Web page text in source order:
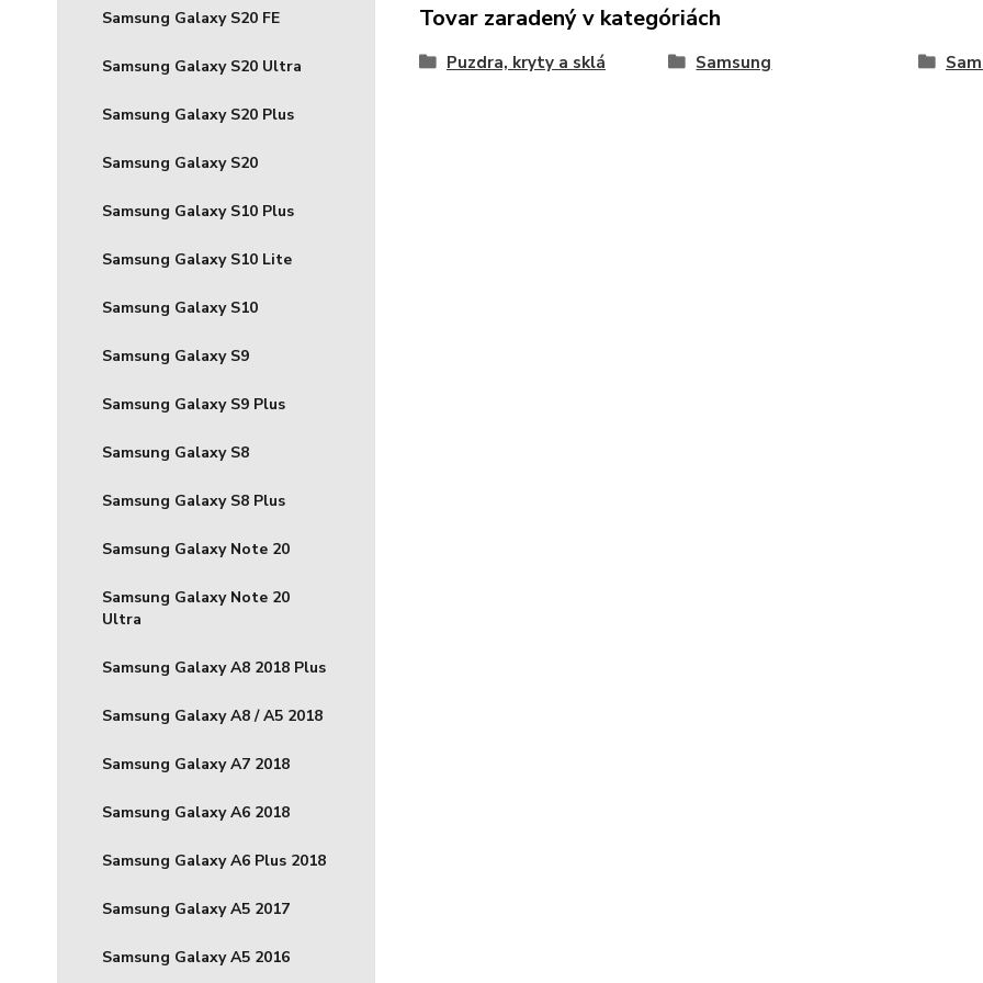
Samsung Galaxy S20 FE
Samsung Galaxy S20 Ultra
Samsung Galaxy S20 Plus
Samsung Galaxy S20
Samsung Galaxy S10 Plus
Samsung Galaxy S10 Lite
Samsung Galaxy S10
Samsung Galaxy S9
Samsung Galaxy S9 Plus
Samsung Galaxy S8
Samsung Galaxy S8 Plus
Samsung Galaxy Note 20
Samsung Galaxy Note 20
Ultra
Samsung Galaxy A8 2018 Plus
Samsung Galaxy A8 / A5 2018
Samsung Galaxy A7 2018
Samsung Galaxy A6 2018
Samsung Galaxy A6 Plus 2018
Samsung Galaxy A5 2017
Samsung Galaxy A5 2016
Tovar zaradený v kategóriách
Puzdra, kryty a sklá Samsung